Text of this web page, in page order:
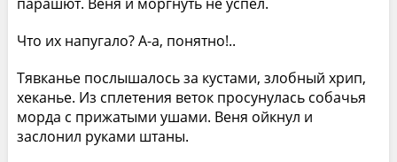
Что их напугало? А-а, понятно!..
Тявканье послышалось за кустами, злобный хрип,
хеканье. Из сплетения веток просунулась собачья
морда с прижатыми ушами. Веня ойкнул и
заслонил руками штаны.